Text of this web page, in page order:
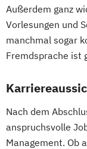
Außerdem ganz
Vorlesungen und
manchmal sogar
Fremdsprache ist
Nach dem
anspruchsvolle
Management. Ob